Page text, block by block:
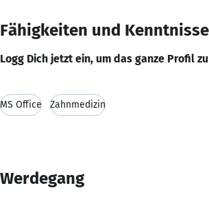
Fähigkeiten und Kenntnisse
Logg Dich jetzt ein, um das ganze Profil
MS Office Zahnmedizin
Werdegang